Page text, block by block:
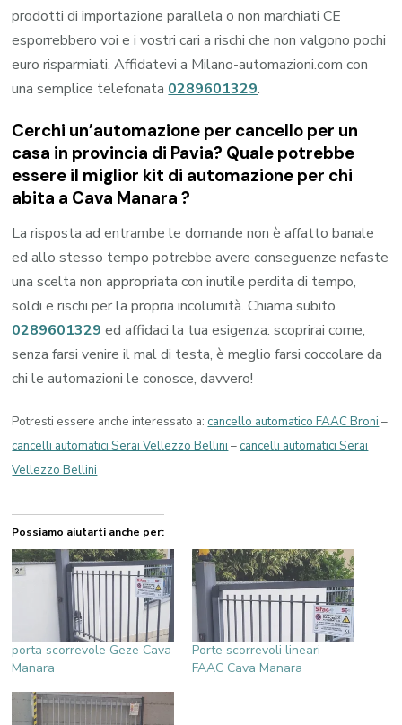
prodotti di importazione parallela o non marchiati CE
esporrebbero voi e i vostri cari a rischi che non valgono pochi
euro risparmiati. Affidatevi a Milano-automazioni.com con
una semplice telefonata 0289601329.
Cerchi un’automazione per cancello per un
casa in provincia di Pavia? Quale potrebbe
essere il miglior kit di automazione per chi
abita a Cava Manara ?
La risposta ad entrambe le domande non è affatto banale
ed allo stesso tempo potrebbe avere conseguenze nefaste
una scelta non appropriata con inutile perdita di tempo,
soldi e rischi per la propria incolumità. Chiama subito
0289601329 ed affidaci la tua esigenza: scoprirai come,
senza farsi venire il mal di testa, è meglio farsi coccolare da
chi le automazioni le conosce, davvero!
Potresti essere anche interessato a:cancello automatico FAAC Broni –
cancelli automatici Serai Vellezzo Bellini –cancelli automatici Serai
Vellezzo Bellini
Possiamo aiutarti anche per:
porta scorrevole Geze Cava
Manara
Porte scorrevoli lineari
FAAC Cava Manara